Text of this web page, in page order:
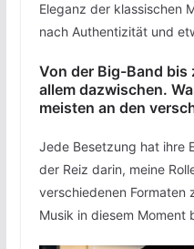
Eleganz der klassischen
nach Authentizität und
Von der Big-Band
allem dazwischen.
meisten an den
Jede Besetzung hat ihre
der Reiz darin, meine
verschiedenen Formaten
Musik in diesem Moment